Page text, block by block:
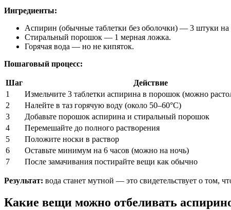
Ингредиенты:
Аспирин (обычные таблетки без оболочки) — 3 штуки на
Стиральный порошок — 1 мерная ложка.
Горячая вода — но не кипяток.
Пошаговый процесс:
Шаг
Действие
1
Измельчите 3 таблетки аспирина в порошок (можно
2
Налейте в таз горячую воду (около 50–60°C)
3
Добавьте порошок аспирина и стиральный порошок
4
Перемешайте до полного растворения
5
Положите носки в раствор
6
Оставьте минимум на 6 часов (можно на ночь)
7
После замачивания постирайте вещи как обычно
Результат: вода станет мутной — это свидетельствует о том,
Какие вещи можно отбеливать